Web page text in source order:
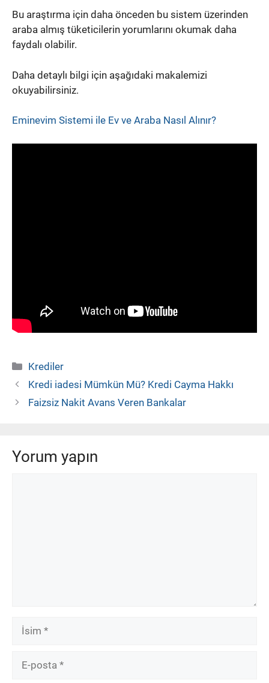
Bu araştırma için daha önceden bu sistem üzerinden
araba almış tüketicilerin yorumlarını okumak daha
faydalı olabilir.
Daha detaylı bilgi için aşağıdaki makalemizi
okuyabilirsiniz.
Eminevim Sistemi ile Ev ve Araba Nasıl Alınır?
Kategoriler
Krediler
Kredi iadesi Mümkün Mü? Kredi Cayma Hakkı
Faizsiz Nakit Avans Veren Bankalar
Yorum yapın
İsim
posta